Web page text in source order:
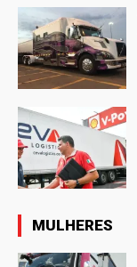
MULHERES